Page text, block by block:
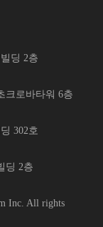
딩 2층
크로바타워 6층
302호
딩 2층
Inc. All rights